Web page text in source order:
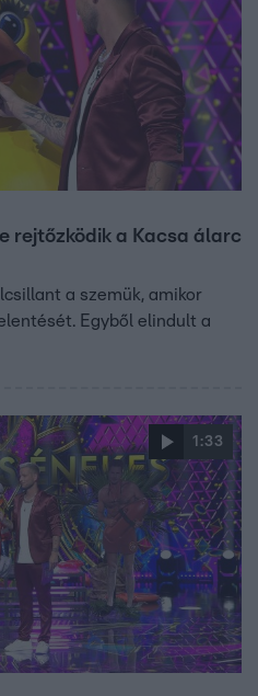
rejtőzködik a Kacsa álarc
a szemük, amikor
Egyből elindult a
1:33